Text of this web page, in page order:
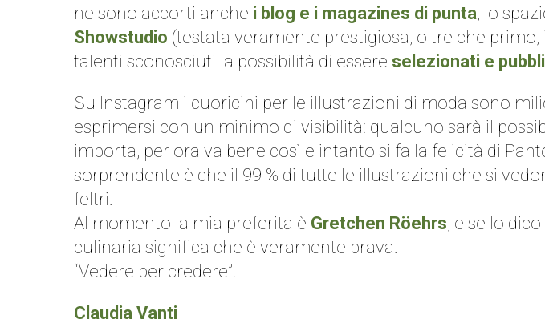
ne sono accorti anche i blog e i magazines di punta, lo
Showstudio (testata veramente prestigiosa, oltre che
talenti sconosciuti la possibilità di essere selezionati e
Su Instagram i cuoricini per le illustrazioni di moda sono
esprimersi con un minimo di visibilità: qualcuno sarà il
importa, per ora va bene così e intanto si fa la felicità di
sorprendente è che il 99 % di tutte le illustrazioni che si
feltri.
Al momento la mia preferita è Gretchen Röehrs, e se lo
culinaria significa che è veramente brava.
“Vedere per credere”.
Claudia Vanti